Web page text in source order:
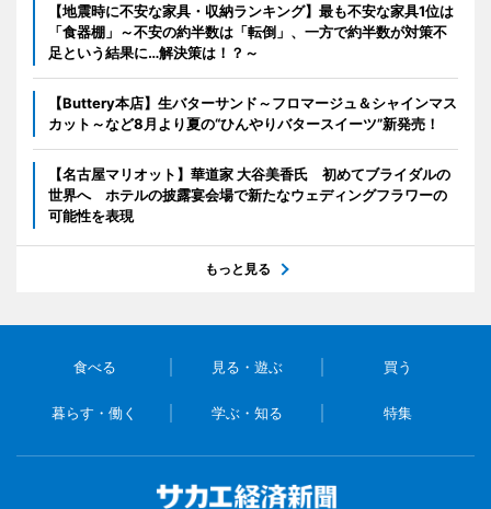
【地震時に不安な家具・収納ランキング】最も不安な家具1位は
「食器棚」～不安の約半数は「転倒」、一方で約半数が対策不
足という結果に…解決策は！？～
【Buttery本店】生バターサンド～フロマージュ＆シャインマス
カット～など8月より夏の“ひんやりバタースイーツ”新発売！
【名古屋マリオット】華道家 大谷美香氏 初めてブライダルの
世界へ ホテルの披露宴会場で新たなウェディングフラワーの
可能性を表現
もっと見る
食べる 見る・遊ぶ 買う
暮らす・働く 学ぶ・知る 特集